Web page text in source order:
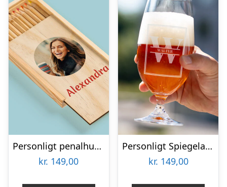
Personligt penalhus med foto & tekst
kr. 149,00
Personligt Spiegelau Ølglas med Gravering – Bogstav & Navn
kr. 149,00